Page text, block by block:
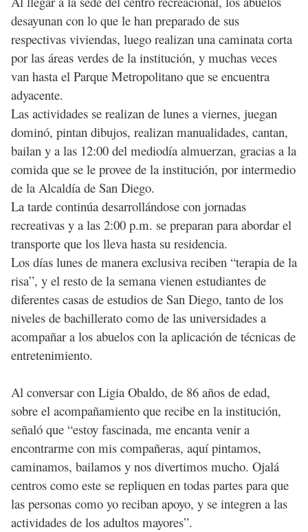
desayunan con lo que le han preparado de sus
respectivas viviendas, luego realizan una caminata corta
por las áreas verdes de la institución, y muchas veces
van hasta el Parque Metropolitano que se encuentra
adyacente.
Las actividades se realizan de lunes a viernes, juegan
dominó, pintan dibujos, realizan manualidades, cantan,
bailan y a las 12:00 del mediodía almuerzan, gracias a la
comida que se le provee de la institución, por intermedio
de la Alcaldía de San Diego.
La tarde continúa desarrollándose con jornadas
recreativas y a las 2:00 p.m. se preparan para abordar el
transporte que los lleva hasta su residencia.
Los días lunes de manera exclusiva reciben “terapia de la
risa”, y el resto de la semana vienen estudiantes de
diferentes casas de estudios de San Diego, tanto de los
niveles de bachillerato como de las universidades a
acompañar a los abuelos con la aplicación de técnicas de
entretenimiento.
Al conversar con Ligia Obaldo, de 86 años de edad,
sobre el acompañamiento que recibe en la institución,
señaló que “estoy fascinada, me encanta venir a
encontrarme con mis compañeras, aquí pintamos,
caminamos, bailamos y nos divertimos mucho. Ojalá
centros como este se repliquen en todas partes para que
las personas como yo reciban apoyo, y se integren a las
actividades de los adultos mayores”.